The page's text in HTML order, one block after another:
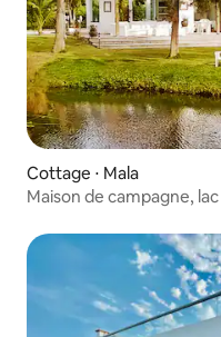
Cottage ⋅ Mala
Maison de campagne,